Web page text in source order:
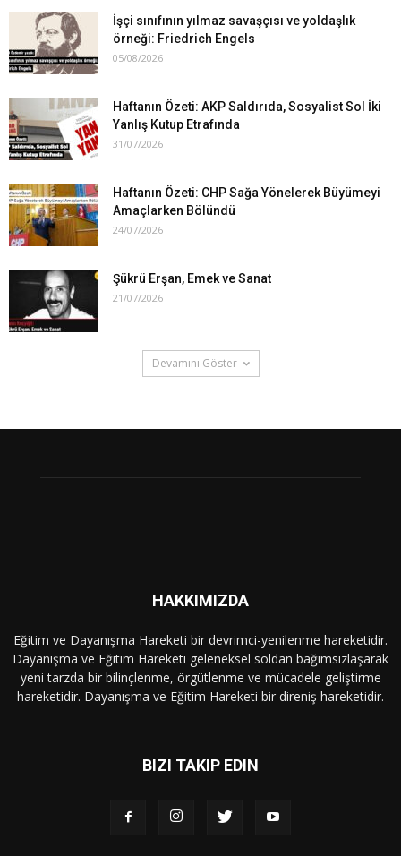
İşçi sınıfının yılmaz savaşçısı ve yoldaşlık
örneği: Friedrich Engels
05/08/2026
Haftanın Özeti: AKP Saldırıda, Sosyalist Sol İki
Yanlış Kutup Etrafında
31/07/2026
Haftanın Özeti: CHP Sağa Yönelerek Büyümeyi
Amaçlarken Bölündü
24/07/2026
Şükrü Erşan, Emek ve Sanat
21/07/2026
Devamını Göster
HAKKIMIZDA
Eğitim ve Dayanışma Hareketi bir devrimci-yenilenme hareketidir.
Dayanışma ve Eğitim Hareketi geleneksel soldan bağımsızlaşarak
yeni tarzda bir bilinçlenme, örgütlenme ve mücadele geliştirme
hareketidir. Dayanışma ve Eğitim Hareketi bir direniş hareketidir.
BIZI TAKIP EDIN